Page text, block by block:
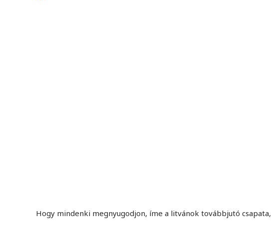
Hogy mindenki megnyugodjon, íme a litvánok továbbjutó csapata,